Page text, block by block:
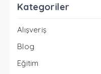
Kategoriler
Alışveriş
Blog
Eğitim